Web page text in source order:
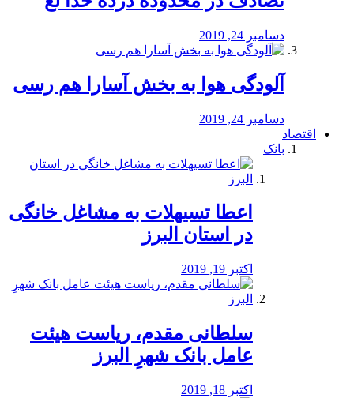
دسامبر 24, 2019
آلودگی هوا به بخش آسارا هم رسی
دسامبر 24, 2019
اقتصاد
بانک
️اعطا تسیهلات به مشاغل خانگی
در استان البرز
اکتبر 19, 2019
سلطانی مقدم، ریاست هیئت
عامل بانک شهرِ البرز
اکتبر 18, 2019